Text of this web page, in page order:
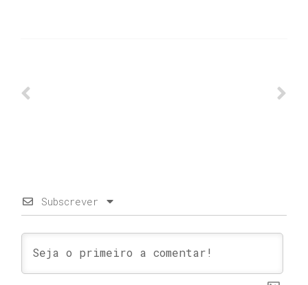
Subscrever